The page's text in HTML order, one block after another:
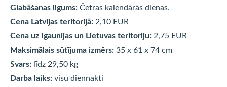
Glabāšanas ilgums:Četras kalendārās dienas.
Cena Latvijas teritorijā:2,10 EUR
Cena uz Igaunijas un Lietuvas teritoriju:2,75 EUR
Maksimālais sūtījuma izmērs:35 x 61 x 74 cm
Svars: līdz 29,50 kg
Darba laiks:visu diennakti